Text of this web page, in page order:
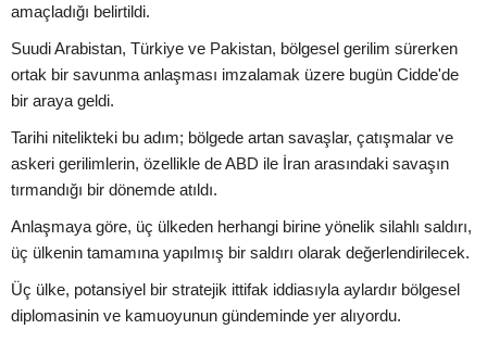
amaçladığı belirtildi.
Suudi Arabistan, Türkiye ve Pakistan, bölgesel gerilim sürerken
ortak bir savunma anlaşması imzalamak üzere bugün Cidde'de
bir araya geldi.
Tarihi nitelikteki bu adım; bölgede artan savaşlar, çatışmalar ve
askeri gerilimlerin, özellikle de ABD ile İran arasındaki savaşın
tırmandığı bir dönemde atıldı.
Anlaşmaya göre, üç ülkeden herhangi birine yönelik silahlı saldırı,
üç ülkenin tamamına yapılmış bir saldırı olarak değerlendirilecek.
Üç ülke, potansiyel bir stratejik ittifak iddiasıyla aylardır bölgesel
diplomasinin ve kamuoyunun gündeminde yer alıyordu.